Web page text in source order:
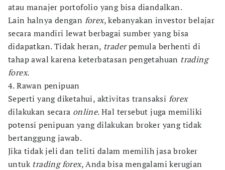
atau manajer portofolio yang bisa diandalkan.
Lain halnya dengan forex, kebanyakan investor belajar
secara mandiri lewat berbagai sumber yang bisa
didapatkan. Tidak heran, traderpemula berhenti di
tahap awal karena keterbatasan pengetahuan trading
forex.
4. Rawan penipuan
Seperti yang diketahui, aktivitas transaksi forex
dilakukan secara online. Hal tersebut juga memiliki
potensi penipuan yang dilakukan broker yang tidak
bertanggung jawab.
Jika tidak jeli dan teliti dalam memilih jasa broker
untuk trading forex, Anda bisa mengalami kerugian